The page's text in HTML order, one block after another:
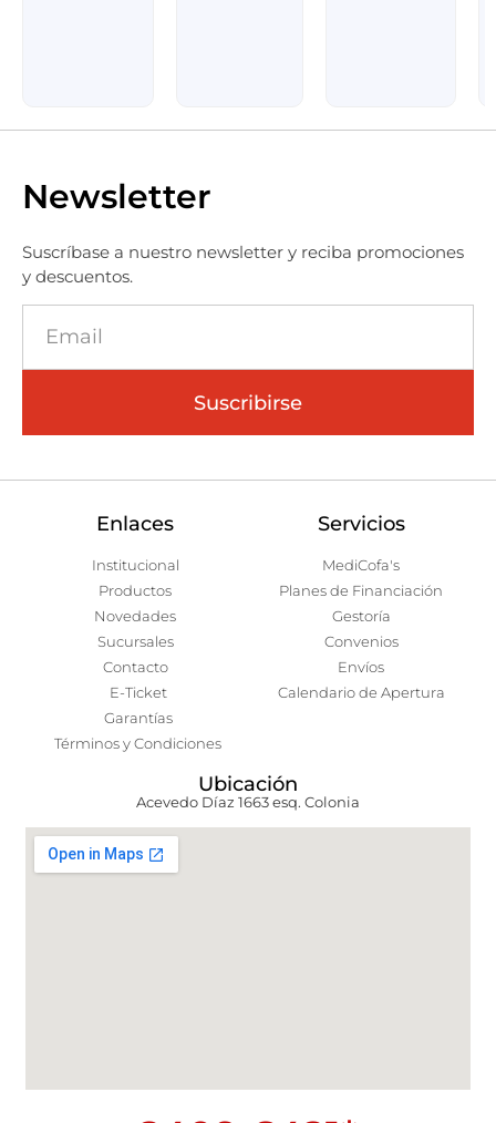
Newsletter
Suscríbase a nuestro newsletter y reciba promociones
y descuentos.
Suscribirse
Enlaces
Institucional
Productos
Novedades
Sucursales
Contacto
E-Ticket
Garantías
Términos y Condiciones
Servicios
MediCofa's
Planes de Financiación
Gestoría
Convenios
Envíos
Calendario de Apertura
Ubicación
Acevedo Díaz 1663 esq. Colonia